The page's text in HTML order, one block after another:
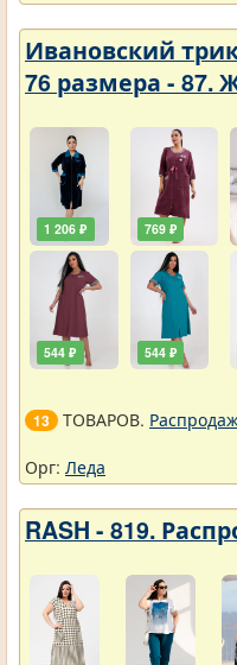
Ивановский
76 размера -
1 206 ₽
544 ₽
769 ₽
544 ₽
13 ТОВАРОВ.
Орг: Леда
RASH - 819.